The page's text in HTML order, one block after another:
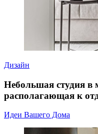
Дизайн
Небольшая студия в
располагающая к
Идеи Вашего Дома